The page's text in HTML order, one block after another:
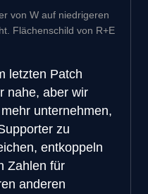
von W auf niedrigeren
Flächenschild von R+E
letzten Patch
nahe, aber wir
unternehmen,
zu
entkoppeln
Zahlen für
anderen